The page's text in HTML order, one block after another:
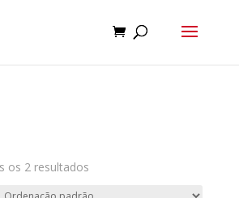
os 2 resultados